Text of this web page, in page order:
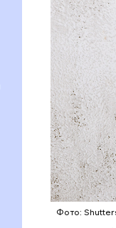
Фото:
кожи;
— В